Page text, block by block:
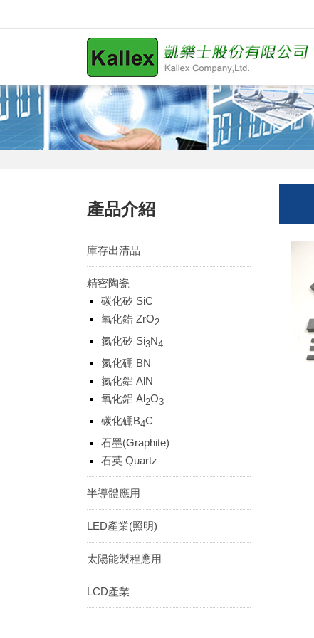
產品介紹
庫存出清品
精密陶瓷
碳化矽 SiC
氧化鋯 ZrO2
氮化矽 Si3N4
氮化硼 BN
氮化鋁 AlN
氧化鋁 Al2O3
碳化硼B4C
石墨(Graphite)
石英 Quartz
半導體應用
LED產業(照明)
太陽能製程應用
LCD產業